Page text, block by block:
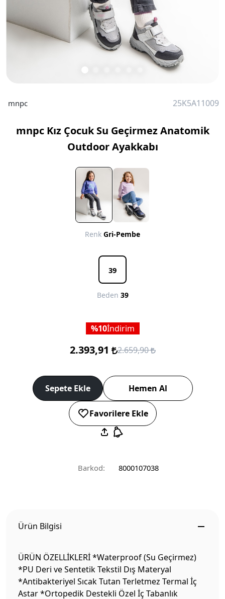
mnpc 25K5A11009
mnpc Kız Çocuk Su Geçirmez Anatomik
Outdoor Ayakkabı
Renk Gri-Pembe
39
Beden 39
10İndirim
2.393,91 2.659,90
Sepete Ekle Hemen Al
Favorilere Ekle
Barkod: 8000107038
Ürün Bilgisi
ÜRÜN ÖZELLİKLERİ *Waterproof (Su Geçirmez)
*PU Deri ve Sentetik Tekstil Dış Materyal
*Antibakteriyel Sıcak Tutan Terletmez Termal İç
Astar *Ortopedik Destekli Özel İç Tabanlık